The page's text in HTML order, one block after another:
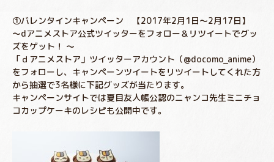
①バレンタインキャンペーン 【2017年2月1日～2月17日】
～dアニメストア公式ツイッターをフォロー＆リツイートでグッ
ズをゲット！ ～
「ｄアニメストア」ツイッターアカウント（@docomo_anime）
をフォローし、キャンペーンツイートをリツイートしてくれた方
から抽選で3名様に下記グッズが当たります。
キャンペーンサイトでは夏目友人帳公認のニャンコ先生ミニチョ
コカップケーキのレシピも公開中です。